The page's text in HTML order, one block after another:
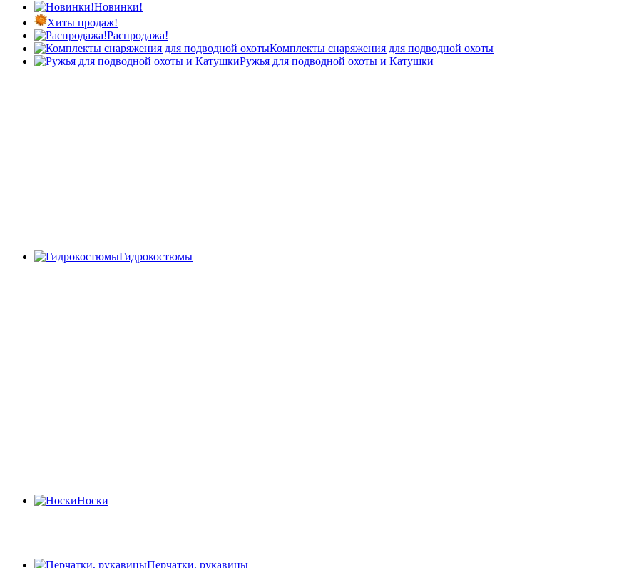
Новинки!
Хиты продаж!
Распродажа!
Комплекты снаряжения для подводной охоты
Ружья для подводной охоты и Катушки
Гидрокостюмы
Носки
Перчатки, рукавицы